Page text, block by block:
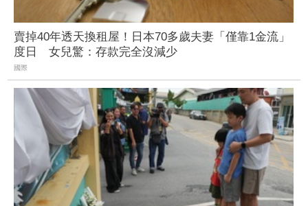
賣掉40年透天換租屋！日本70多歲夫妻「僅靠1金流」
度日 女兒驚：存款完全沒減少
國際